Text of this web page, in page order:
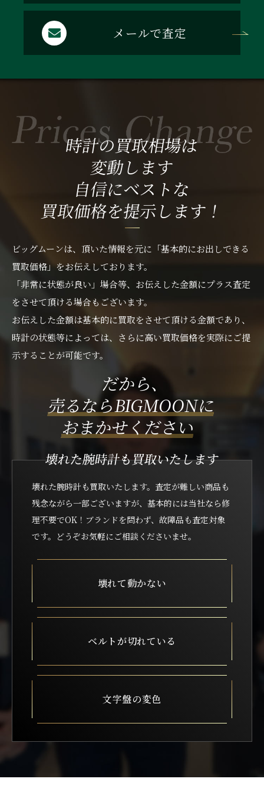
メールで査定
時計の買取相場は
変動します
自信にベストな
買取価格を提示します！
ビッグムーンは、頂いた情報を元に「基本的にお出しできる
買取価格」をお伝えしております。
「非常に状態が良い」場合等、お伝えした金額にプラス査定
をさせて頂ける場合もございます。
お伝えした金額は基本的に買取をさせて頂ける金額であり、
時計の状態等によっては、さらに高い買取価格を実際にご提
示することが可能です。
だから、
売るならBIGMOONに
おまかせください
壊れた腕時計も買取いたします
壊れた腕時計も買取いたします。査定が難しい商品も
残念ながら一部ございますが、 基本的には当社なら修
理不要でOK！ブランドを問わず、故障品も査定対象
です。どうぞお気軽にご相談くださいませ。
壊れて動かない
ベルトが切れている
文字盤の変色